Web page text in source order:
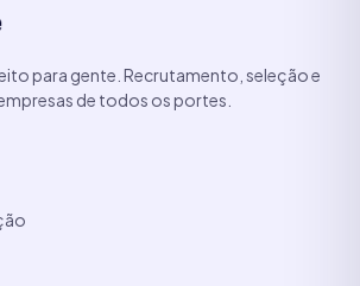
para gente. Recrutamento, seleção e
de todos os portes.